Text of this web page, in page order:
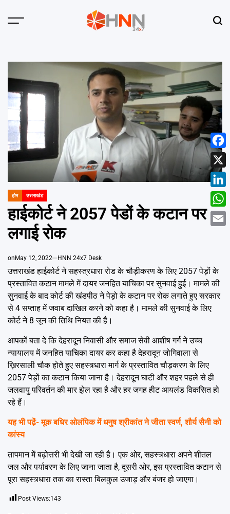
Menu
POSTED
होम उत्तराखंड
हाईकोर्ट ने 2057 पेडों के कटान पर
लगाई रोक
on May 12, 2022 HNN 24x7 Desk
उत्तराखंड हाईकोर्ट ने सहस्त्रधारा रोड के चौड़ीकरण के लिए 2057 पेड़ों के
प्रस्तावित कटान मामले में दायर जनहित याचिका पर सुनवाई हुई। मामले की
सुनवाई के बाद कोर्ट की खंडपीठ ने पेड़ो के कटान पर रोक लगाते हुए सरकार
से 4 सप्ताह में जवाब दाखिल करने को कहा है। मामले की सुनवाई के लिए
कोर्ट ने 8 जून की तिथि नियत की है।
आपकों बता दे कि देहरादून निवासी और समाज सेवी आशीष गर्ग ने उच्च
न्यायालय में जनहित याचिका दायर कर कहा है देहरादून जोगिवाला से
ख़िरसाली चौक होते हुए सहस्त्र्धारा मार्ग के प्रस्तावित चौड़करण के लिए
2057 पेड़ों का कटान किया जाना है। देहरादून घाटी और शहर पहले से ही
जलवायु परिवर्तन की मार झेल रहा है और हर जगह हीट आयलंड विकसित हो
रहे हैं।
यह भी पढे़ं-मूक बधिर ओलंपिक में धनुष श्रीकांत ने जीता स्वर्ण, शौर्य सैनी को
कांस्य
तापमान में बढ़ोत्तरी भी देखी जा रही है। एक ओर, सहस्त्र्धारा अपने शीतल
जल और पर्यावरण के लिए जाना जाता है, दूसरी ओर, इस प्रस्तावित कटान से
पूरा सहस्त्र्धारा तक का रास्ता बिलकुल उजाड़ और बंजर हो जाएगा।
Post Views:143
X